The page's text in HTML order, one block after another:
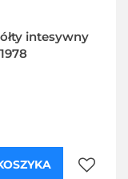
intesywny